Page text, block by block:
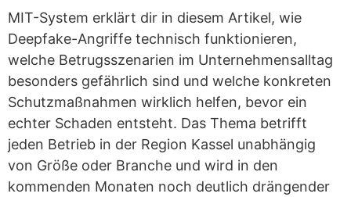
MIT-System erklärt dir in diesem Artikel, wie
Deepfake-Angriffe technisch funktionieren,
welche Betrugsszenarien im Unternehmensalltag
besonders gefährlich sind und welche konkreten
Schutzmaßnahmen wirklich helfen, bevor ein
echter Schaden entsteht. Das Thema betrifft
jeden Betrieb in der Region Kassel unabhängig
von Größe oder Branche und wird in den
kommenden Monaten noch deutlich drängender